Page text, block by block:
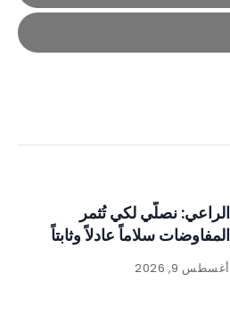
الراعي: نصلّي لكي تُثمر
المفاوضات سلاماً عادلاً وثابتاً
أغسطس 9, 2026